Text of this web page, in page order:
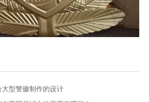
型警徽制作的设计